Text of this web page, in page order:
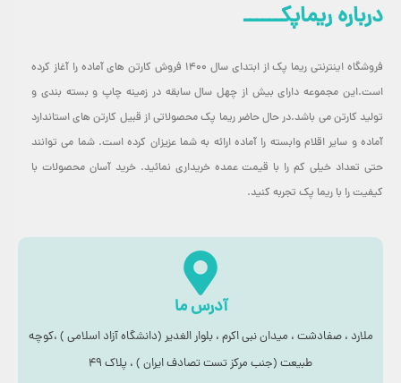
درباره ریماپکــــــ
فروشگاه اینترنتی ریما پک از ابتدای سال ۱۴۰۰ فروش کارتن های آماده را آغاز کرده
است.این مجموعه دارای بیش از چهل سال سابقه در زمینه چاپ و بسته بندی و
تولید کارتن می باشد.در حال حاضر ریما پک محصولاتی از قبیل کارتن های استاندارد
آماده و سایر اقلام وابسته را آماده ارائه به شما عزیزان کرده است. شما می توانند
حتی تعداد خیلی کم را با قیمت عمده خریداری نمائید. خرید آسان محصولات با
کیفیت را با ریما پک تجربه کنید.
آدرس ما
ملارد ، صفادشت ، میدان نبی اکرم ، بلوار الغدیر (دانشگاه آزاد اسلامی ) ،کوچه
طبیعت (جنب مرکز تست تصادف ایران ) ، پلاک ۴۹